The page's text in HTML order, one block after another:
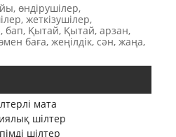
өндірушілер,
жеткізушілер,
бап, Қытай, Қытай, арзан,
баға, жеңілдік, сән, жаңа,
мата
шілтер
шілтер